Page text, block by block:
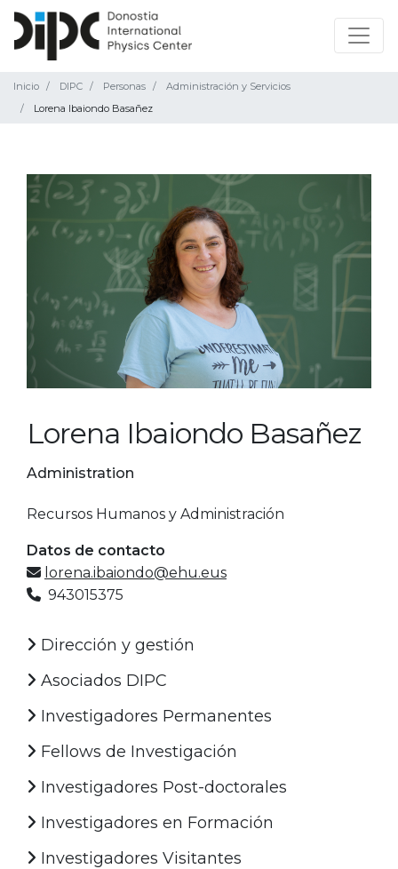
Inicio DIPC Personas
Administración y Servicios
Lorena Ibaiondo Basañez
Lorena Ibaiondo Basañez
Administration
Recursos Humanos y Administración
Datos de contacto
lorena.ibaiondo@ehu.eus
943015375
Dirección y gestión
Asociados DIPC
Investigadores Permanentes
Fellows de Investigación
Investigadores Post-doctorales
Investigadores en Formación
Investigadores Visitantes